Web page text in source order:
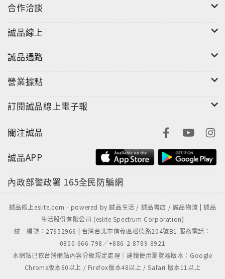
人，也啟發世人對這個新世代的想像。
每篇文章，均由一位青年執筆，精要地述說自身的故
以認識75位青年的故事。全書共分為五大部分：啟程、
熱情的尋找，踏出冒險的第一步，面對困境，增進經
驗，最後走向成功。
合作洽談
誠品線上
誠品通路
營業據點
訂閱誠品線上電子報
關注誠品
誠品APP
內政部警政署 165全民防騙網
誠品線上eslite.com - powered by 誠品生活 / 誠品書店 / 誠品物流 | 誠品
生活股份有限公司 (eslite Spectrum Corporation)
統一編號：27952966 | 台灣台北市信義區松德路204號B1 服務電話：
0800-666-798／+886-2-8789-8921
本網站已依台灣網站內容分級規定處理｜建議使用瀏覽器版本：Google
Chrome版本60以上 / Firefox版本48以上 / Safari 版本11以上